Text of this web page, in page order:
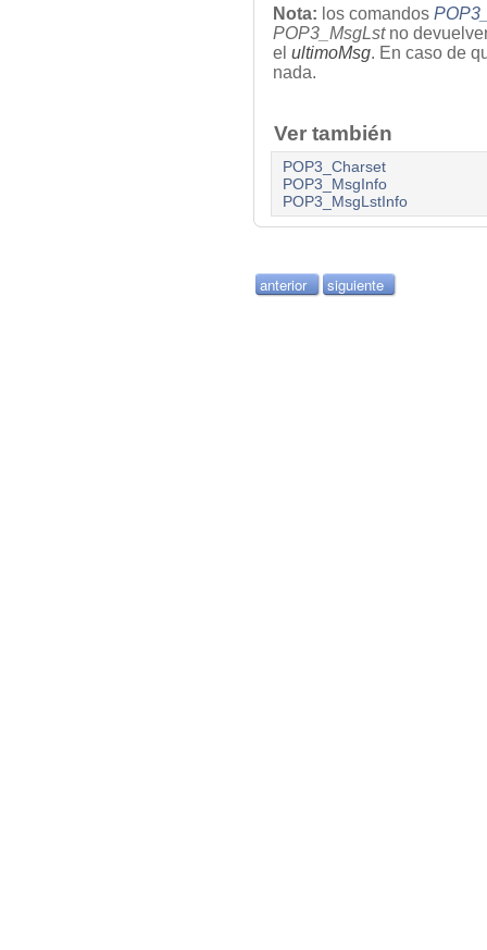
Nota: los comandos
POP3_MsgLstno
el ultimoMsg. En caso de
nada.
Ver también
POP3_Charset
POP3_MsgInfo
POP3_MsgLstInfo
anterior siguiente